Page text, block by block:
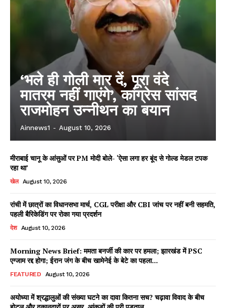
Facebook
X WhatsApp
Share
‘भले ही गोली मार दें, पूरा वंदे
मातरम नहीं गाएंगे’, कांग्रेस सांसद
राजमोहन उन्नीथन का बयान
Ainnews1 - August 10, 2026
मीराबाई चानू के आंसुओं पर PM मोदी बोले- ‘ऐसा लगा हर बूंद से गोल्ड मेडल टपक
रहा था’
खेल August 10, 2026
रांची में छात्रों का विधानसभा मार्च, CGL परीक्षा और CBI जांच पर नहीं बनी सहमति,
पहली बैरिकेडिंग पर रोका गया प्रदर्शन
देश August 10, 2026
Morning News Brief: ममता बनर्जी की कार पर हमला; झारखंड में PSC
एग्जाम रद्द होगा; ईरान जंग के बीच खामेनेई के बेटे का पहला...
FEATURED August 10, 2026
अयोध्या में श्रद्धालुओं की संख्या घटने का दावा कितना सच? चढ़ावा विवाद के बीच